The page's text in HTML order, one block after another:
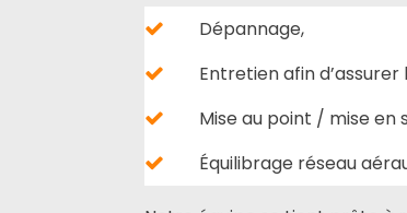
Dépannage,
Entretien afin
Mise au point / mise en
Équilibrage réseau